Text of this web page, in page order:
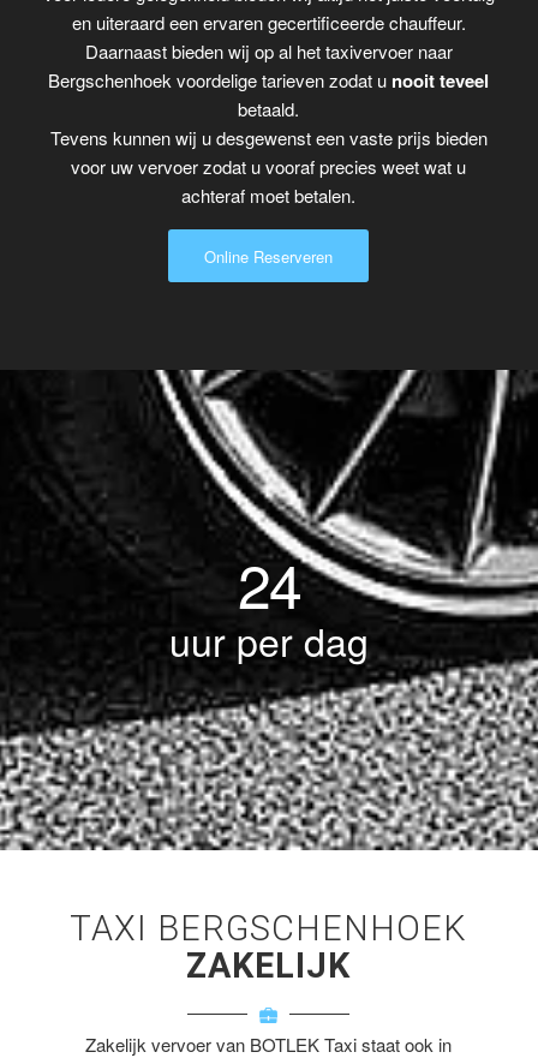
en uiteraard een ervaren gecertificeerde chauffeur.
Daarnaast bieden wij op al het taxivervoer naar
Bergschenhoek voordelige tarieven zodat u nooit teveel
betaald.
Tevens kunnen wij u desgewenst een vaste prijs bieden
voor uw vervoer zodat u vooraf precies weet wat u
achteraf moet betalen.
Online Reserveren
24
uur per dag
TAXI BERGSCHENHOEK
ZAKELIJK
Zakelijk vervoer van BOTLEK Taxi staat ook in